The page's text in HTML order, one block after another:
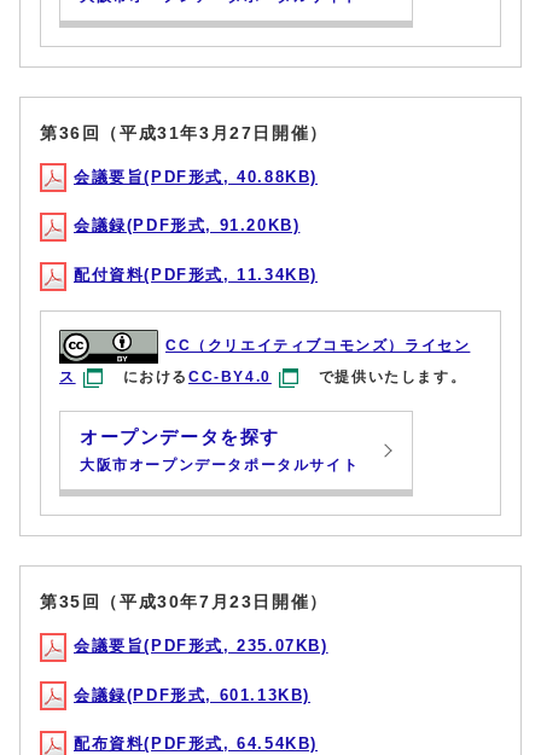
第36回（平成31年3月27日開催）
会議要旨(PDF形式, 40.88KB)
会議録(PDF形式, 91.20KB)
配付資料(PDF形式, 11.34KB)
CC（クリエイティブコモンズ）ライセン
ス
におけるCC-BY4.0 で提供いたします。
オープンデータを探す
大阪市オープンデータポータルサイト
第35回（平成30年7月23日開催）
会議要旨(PDF形式, 235.07KB)
会議録(PDF形式, 601.13KB)
配布資料(PDF形式, 64.54KB)